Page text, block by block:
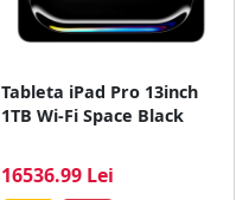
Tableta iPad Pro 13inch
1TB Wi-Fi Space Black
16536.99 Lei